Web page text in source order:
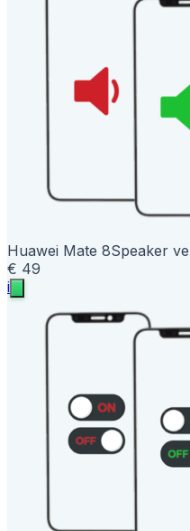
Huawei Mate 8Speaker
€ 49
i